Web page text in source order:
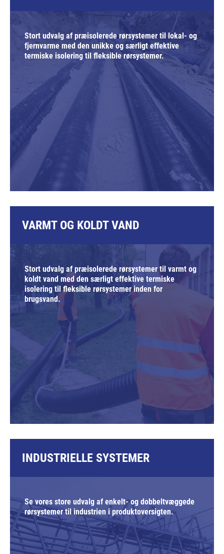
Stort udvalg af præisolerede rørsystemer til lokal- og
fjernvarme med den unikke og særligt effektive
termiske isolering til fleksible rørsystemer.
VARMT OG KOLDT VAND
Stort udvalg af præisolerede rørsystemer til varmt og
koldt vand med den særligt effektive termiske
isolering til fleksible rørsystemer inden for
brugsvand.
INDUSTRIELLE SYSTEMER
Se vores store udvalg af enkelt- og dobbeltvæggede
rørsystemer til industrien i produktoversigten.